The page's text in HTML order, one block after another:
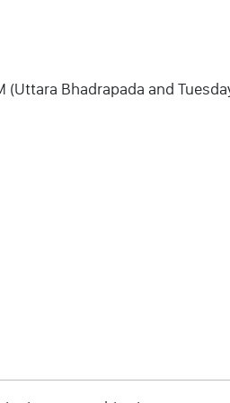
(Uttara Bhadrapada and